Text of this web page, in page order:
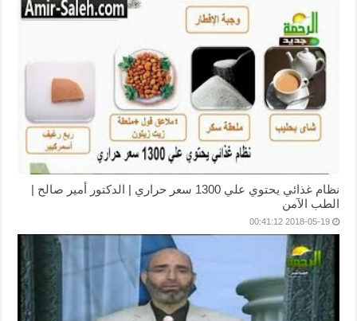
نظام غذائي يحتوي علي 1300 سعر حراري | الدكتور أمير صالح |
الطب الآمن
2018-05-19 00:41:12